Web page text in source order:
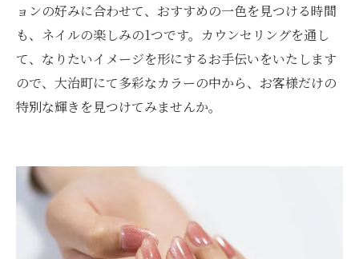
ョンの好みに合わせて、おすすめの一色を見つける時間
も、ネイルの楽しみの1つです。カウンセリングを通し
て、なりたいイメージを形にするお手伝いをいたします
ので、大治町にて多彩なカラーの中から、お客様だけの
特別な輝きを見つけてみませんか。